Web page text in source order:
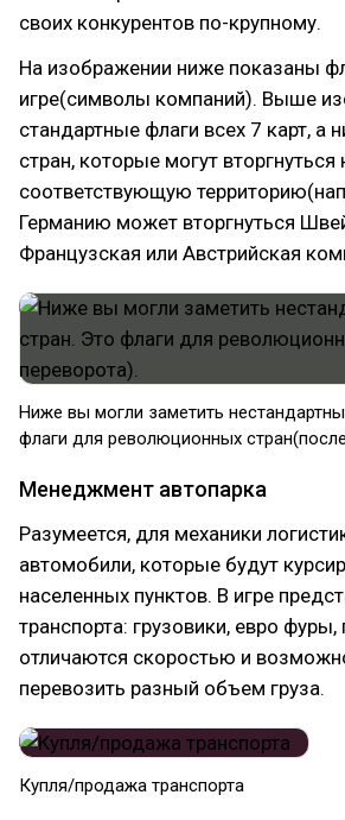
своих конкурентов по-крупному.
На изображении ниже показаны
игре(символы компаний). Выше
стандартные флаги всех 7 карт, а
стран, которые могут вторгнуться
соответствующую
Германию может вторгнуться
Французская или Австрийская
Ниже вы могли заметить
флаги для революционных
Менеджмент автопарка
Разумеется, для механики
автомобили, которые будут
населенных пунктов. В игре
транспорта: грузовики, евро
отличаются скоростью и
перевозить разный объем груза.
Купля/продажа транспорта